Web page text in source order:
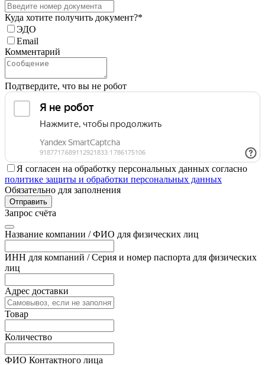
Куда хотите получить документ?*
ЭДО
Email
Комментарий
Подтвердите, что вы не робот
Я согласен на обработку персональных данных согласно
политике защиты и обработки персональных данных
Обязательно для заполнения
Отправить
Запрос счёта
Название компании / ФИО для физических лиц
ИНН для компаний / Серия и номер паспорта для физических
лиц
Адрес доставки
Товар
Количество
ФИО Контактного лица